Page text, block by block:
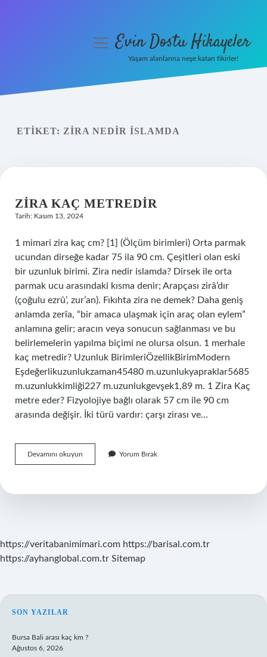
Yasal Uyarı
menüyüEvin Dostu Hikayeler
Yaşam alanlarına neşe katan fikirler!
ETIKET: ZIRA NEDIR ISLAMDA
ZIRA KAÇ METREDIR
Tarih: Kasım 13, 2024
1 mimari zira kaç cm? [1] (Ölçüm birimleri) Orta parmak
ucundan dirseğe kadar 75 ila 90 cm. Çeşitleri olan eski
bir uzunluk birimi. Zira nedir islamda? Dirsek ile orta
parmak ucu arasındaki kısma denir; Arapçası zirâ’dır
(çoğulu ezrû’, zur’an). Fıkıhta zira ne demek? Daha geniş
anlamda zerîa, “bir amaca ulaşmak için araç olan eylem”
anlamına gelir; aracın veya sonucun sağlanması ve bu
belirlemelerin yapılma biçimi ne olursa olsun. 1 merhale
kaç metredir? Uzunluk BirimleriÖzellikBirimModern
Eşdeğerlikuzunlukzaman45480 m.uzunlukyapraklar5685
m.uzunlukkimliği227 m.uzunlukgevşek1,89 m. 1 Zira Kaç
metre eder? Fizyolojiye bağlı olarak 57 cm ile 90 cm
arasında değişir. İki türü vardır: çarşı zirası ve…
Devamını okuyun
Kaç
Yorum Bırak
https://veritabanimimari.com https://barisal.com.tr
https://ayhanglobal.com.tr Sitemap
SIDEBAR
SON YAZILAR
Bursa Bali arası kaç km ?
Ağustos 6, 2026